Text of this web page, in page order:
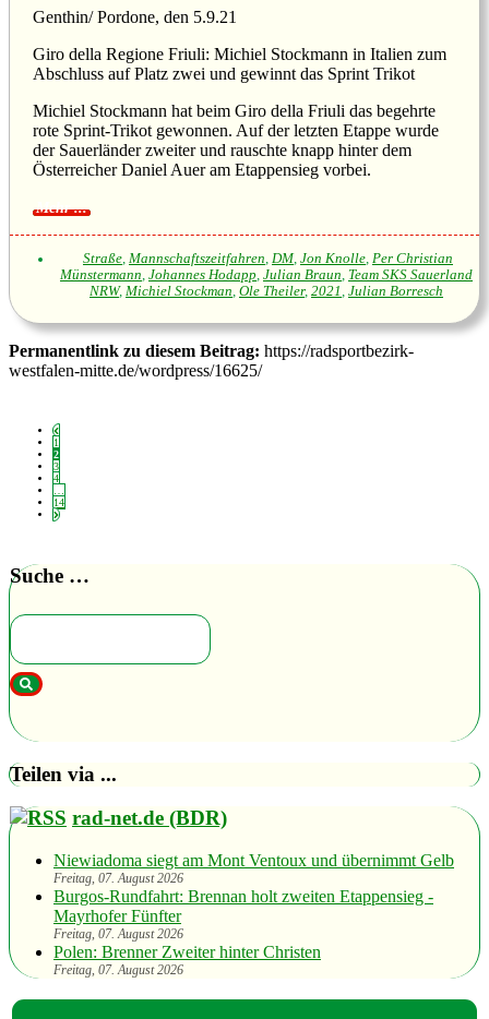
Genthin/ Pordone, den 5.9.21
Giro della Regione Friuli: Michiel Stockmann in Italien zum
Abschluss auf Platz zwei und gewinnt das Sprint Trikot
Michiel Stockmann hat beim Giro della Friuli das begehrte
rote Sprint-Trikot gewonnen. Auf der letzten Etappe wurde
der Sauerländer zweiter und rauschte knapp hinter dem
Österreicher Daniel Auer am Etappensieg vorbei.
Straße, Mannschaftszeitfahren, DM, Jon Knolle, Per Christian
Münstermann, Johannes Hodapp, Julian Braun, Team SKS Sauerland
NRW, Michiel Stockman, Ole Theiler, 2021 , Julian Borresch
Permanentlink zu diesem Beitrag: https://radsportbezirk-
westfalen-mitte.de/wordpress/16625/
1
2
3
4
…
14
Suche …
Teilen via ...
rad-net.de (BDR)
Niewiadoma siegt am Mont Ventoux und übernimmt Gelb
Freitag, 07. August 2026
Burgos-Rundfahrt: Brennan holt zweiten Etappensieg -
Mayrhofer Fünfter
Freitag, 07. August 2026
Polen: Brenner Zweiter hinter Christen
Freitag, 07. August 2026